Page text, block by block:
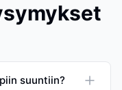
suuntiin?